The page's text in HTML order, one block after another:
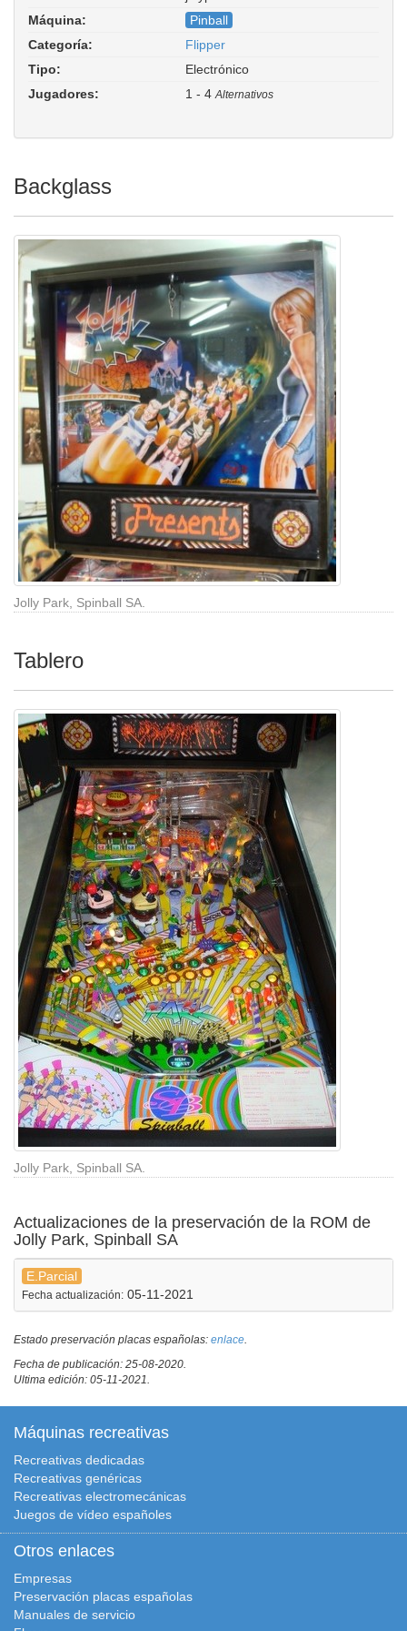
Jolly Park. Driver:
Máquina:
Pinball
Categoría:
Flipper
Tipo:
Electrónico
Jugadores:
1 - 4 Alternativos
Backglass
Jolly Park, Spinball SA.
Tablero
Jolly Park, Spinball SA.
Actualizaciones de la preservación de la ROM de
Jolly Park, Spinball SA
E.Parcial
Fecha actualización: 05-11-2021
Estado preservación placas españolas: enlace.
Fecha de publicación: 25-08-2020.
Ultima edición: 05-11-2021.
Máquinas recreativas
Recreativas dedicadas
Recreativas genéricas
Recreativas electromecánicas
Juegos de vídeo españoles
Otros enlaces
Empresas
Preservación placas españolas
Manuales de servicio